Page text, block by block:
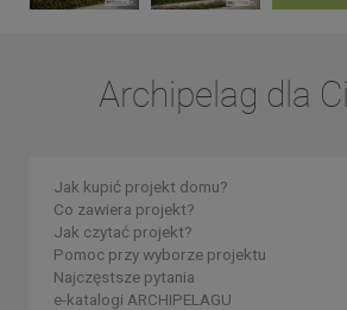
Archipelag dla
Jak kupić projekt domu?
Co zawiera projekt?
Jak czytać projekt?
Pomoc przy wyborze projektu
Najczęstsze pytania
e-katalogi ARCHIPELAGU